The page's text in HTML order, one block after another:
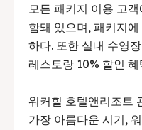
모든 패키지 이용 고
함돼 있으며, 패키지
하다. 또한 실내 수영
레스토랑 10% 할인
워커힐 호텔앤리조트
가장 아름다운 시기,